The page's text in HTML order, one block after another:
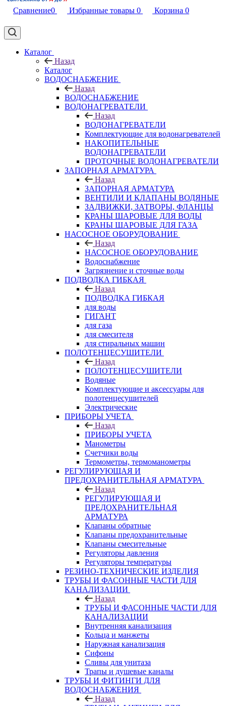
Сравнение0 Избранные товары 0 Корзина 0
Каталог
Назад
Каталог
ВОДОСНАБЖЕНИЕ
Назад
ВОДОСНАБЖЕНИЕ
ВОДОНАГРЕВАТЕЛИ
Назад
ВОДОНАГРЕВАТЕЛИ
Комплектующие для водонагревателей
НАКОПИТЕЛЬНЫЕ
ВОДОНАГРЕВАТЕЛИ
ПРОТОЧНЫЕ ВОДОНАГРЕВАТЕЛИ
ЗАПОРНАЯ АРМАТУРА
Назад
ЗАПОРНАЯ АРМАТУРА
ВЕНТИЛИ И КЛАПАНЫ ВОДЯНЫЕ
ЗАДВИЖКИ, ЗАТВОРЫ, ФЛАНЦЫ
КРАНЫ ШАРОВЫЕ ДЛЯ ВОДЫ
КРАНЫ ШАРОВЫЕ ДЛЯ ГАЗА
НАСОСНОЕ ОБОРУДОВАНИЕ
Назад
НАСОСНОЕ ОБОРУДОВАНИЕ
Водоснабжение
Загрязнение и сточные воды
ПОДВОДКА ГИБКАЯ
Назад
ПОДВОДКА ГИБКАЯ
для воды
ГИГАНТ
для газа
для смесителя
для стиральных машин
ПОЛОТЕНЦЕСУШИТЕЛИ
Назад
ПОЛОТЕНЦЕСУШИТЕЛИ
Водяные
Комплектующие и аксессуары для
полотенцесушителей
Электрические
ПРИБОРЫ УЧЕТА
Назад
ПРИБОРЫ УЧЕТА
Манометры
Счетчики воды
Термометры, термоманометры
РЕГУЛИРУЮЩАЯ И
ПРЕДОХРАНИТЕЛЬНАЯ АРМАТУРА
Назад
РЕГУЛИРУЮЩАЯ И
ПРЕДОХРАНИТЕЛЬНАЯ
АРМАТУРА
Клапаны обратные
Клапаны предохранительные
Клапаны смесительные
Регуляторы давления
Регуляторы температуры
РЕЗИНО-ТЕХНИЧЕСКИЕ ИЗДЕЛИЯ
ТРУБЫ И ФАСОННЫЕ ЧАСТИ ДЛЯ
КАНАЛИЗАЦИИ
Назад
ТРУБЫ И ФАСОННЫЕ ЧАСТИ ДЛЯ
КАНАЛИЗАЦИИ
Внутренняя канализация
Кольца и манжеты
Наружная канализация
Сифоны
Сливы для унитаза
Трапы и душевые каналы
ТРУБЫ И ФИТИНГИ ДЛЯ
ВОДОСНАБЖЕНИЯ
Назад